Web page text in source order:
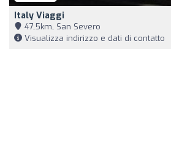
Italy Viaggi
47,5km, San Severo
Visualizza indirizzo e dati di contatto